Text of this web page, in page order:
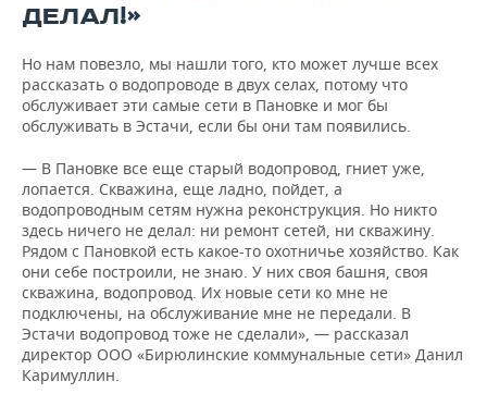
ДЕЛАЛ!»
Но нам повезло, мы нашли того, кто может лучше всех
рассказать о водопроводе в двух селах, потому что
обслуживает эти самые сети в Пановке и мог бы
обслуживать в Эстачи, если бы они там появились.
— В Пановке все еще старый водопровод, гниет уже,
лопается. Скважина, еще ладно, пойдет, а
водопроводным сетям нужна реконструкция. Но никто
здесь ничего не делал: ни ремонт сетей, ни скважину.
Рядом с Пановкой есть какое-то охотничье хозяйство. Как
они себе построили, не знаю. У них своя башня, своя
скважина, водопровод. Их новые сети ко мне не
подключены, на обслуживание мне не передали. В
Эстачи водопровод тоже не сделали», — рассказал
директор ООО «Бирюлинские коммунальные сети» Данил
Каримуллин.